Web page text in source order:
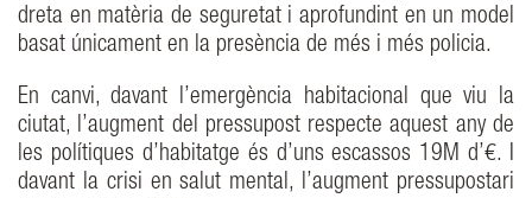
dreta en matèria de seguretat i aprofundint en un model
basat únicament en la presència de més i més policia.
En canvi, davant l’emergència habitacional que viu la
ciutat, l’augment del pressupost respecte aquest any de
les polítiques d’habitatge és d’uns escassos 19M d’€. I
davant la crisi en salut mental, l’augment pressupostari